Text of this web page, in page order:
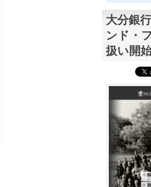
大分銀
ンド・
扱い開